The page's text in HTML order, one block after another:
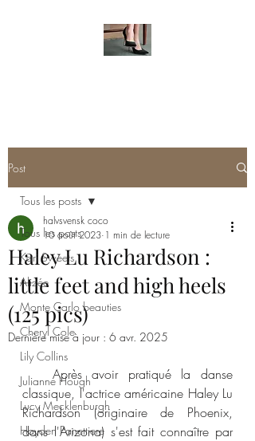
Post
Tous les posts
Kari Sweets
Alizée
Monte Carlo beauties
Cheryl Cole
Lily Collins
Julianne Hough
Lucy Mecklenburgh
Hayden Panettiere
Tous les posts
Haley Lu Richardson :
little feet and high heels
(125 pics)
halvsvensk coco
10 août 2023 1 min de lecture
Dernière mise à jour : 6 avr. 2025
   Après avoir pratiqué la danse
classique, l'actrice américaine Haley Lu
Richardson (originaire de Phoenix,
dans l'Arizona) s'est fait connaître par